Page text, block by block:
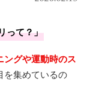
って？」
グや運動時のス
を集めているの